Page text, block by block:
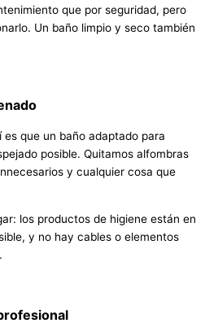
que por seguridad, pero
Un baño limpio y seco también
que un baño adaptado para
posible. Quitamos alfombras
y cualquier cosa que
los productos de higiene están en
y no hay cables o elementos